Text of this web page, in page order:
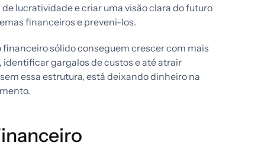
lucratividade e criar uma visão clara do futuro
financeiros e preveni-los.
sólido conseguem crescer com mais
gargalos de custos e até atrair
essa estrutura, está deixando dinheiro na